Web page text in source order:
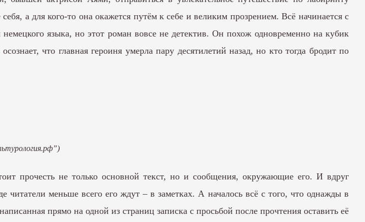
а для кого-то она окажется путём к себе и великим прозрением. Всё начинается с
языка, но этот роман вовсе не детектив. Он похож одновременно на кубик
что главная героиня умерла пару десятилетий назад, но кто тогда бродит по
прочесть не только основной текст, но и сообщения, окружающие его. И вдруг
читатели меньше всего его ждут – в заметках. А началось всё с того, что однажды в
прямо на одной из страниц записка с просьбой после прочтения оставить её